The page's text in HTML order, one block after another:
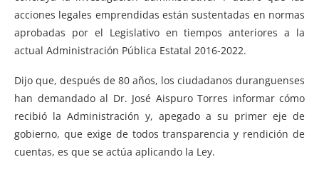
acciones legales emprendidas están sustentadas en normas
aprobadas por el Legislativo en tiempos anteriores a la
actual Administración Pública Estatal 2016-2022.
Dijo que, después de 80 años, los ciudadanos duranguenses
han demandado al Dr. José Aispuro Torres informar cómo
recibió la Administración y, apegado a su primer eje de
gobierno, que exige de todos transparencia y rendición de
cuentas, es que se actúa aplicando la Ley.